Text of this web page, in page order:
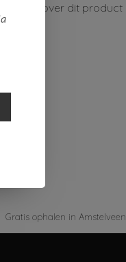
op over dit product
Gratis ophalen in Amstelveen